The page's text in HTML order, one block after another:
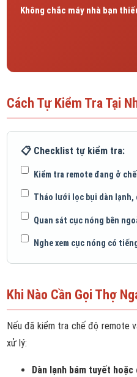
Không chắc máy nhà bạn
Cách Tự Kiểm Tra Tại
📋 Checklist tự kiểm tra:
Kiểm tra remote đang ở
Tháo lưới lọc bụi dàn lạnh,
Quan sát cục nóng bên
Nghe xem cục nóng có
Khi Nào Cần Gọi Thợ
Nếu đã kiểm tra chế độ remote
xử lý:
Dàn lạnh bám tuyết